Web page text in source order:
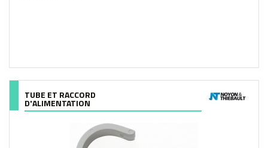
TUBE ET RACCORD
D'ALIMENTATION